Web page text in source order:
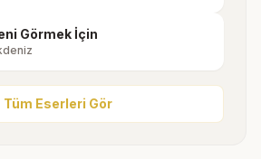
Görmek İçin
Tüm Eserleri Gör